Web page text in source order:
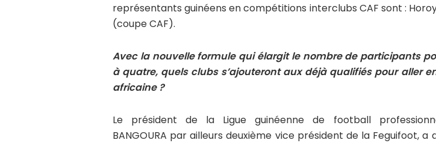
représentants guinéens en compétitions interclubs CAF sont :
(coupe CAF).
Avec la nouvelle formule qui élargit le nombre de participants
à quatre, quels clubs s’ajouteront aux déjà qualifiés pour aller
africaine ?
Le président de la Ligue guinéenne de football
BANGOURA par ailleurs deuxième vice président de la Feguifoot,